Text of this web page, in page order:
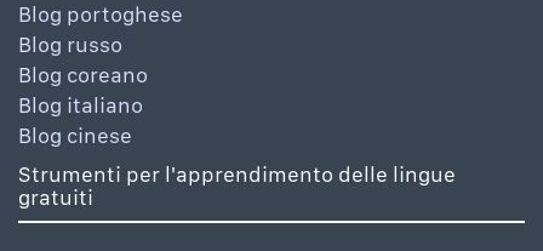
Blog portoghese
Blog russo
Blog coreano
Blog italiano
Blog cinese
Strumenti per l'apprendimento delle lingue
gratuiti